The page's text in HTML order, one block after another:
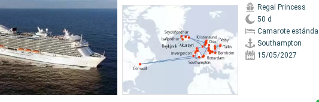
Regal Princess
50 d
Camarote
Southampton
15/05/2027